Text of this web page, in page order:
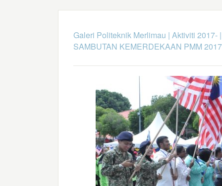
Galeri Politeknik Merlimau | Aktiviti 2017-
SAMBUTAN KEMERDEKAAN PMM 2017